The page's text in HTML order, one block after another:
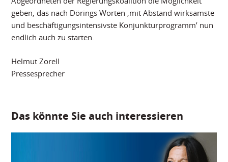
geben, das nach Dörings Worten ‚mit Abstand wirksamste
und beschäftigungsintensivste Konjunkturprogramm’ nun
endlich auch zu starten.
Helmut Zorell
Pressesprecher
Das könnte Sie auch interessieren